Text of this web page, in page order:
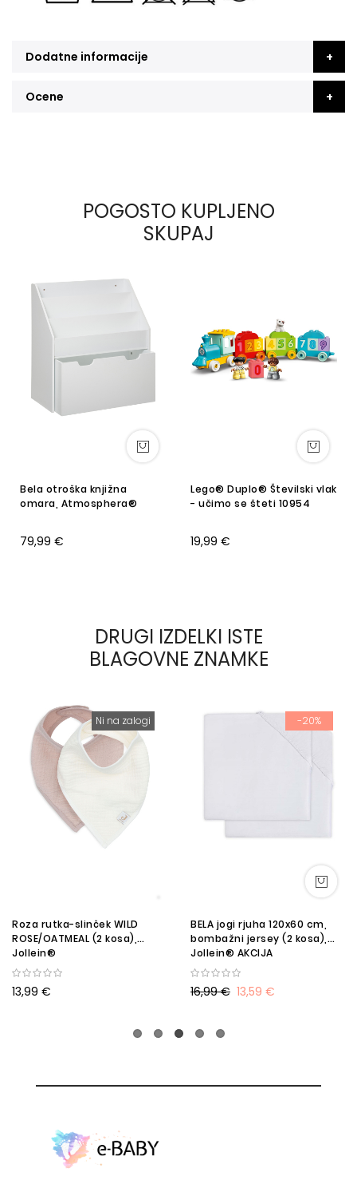
Dodatne informacije
Ocene
POGOSTO KUPLJENO
SKUPAJ
Bela otroška knjižna
omara, Atmosphera®
79,99 €
Lego® Duplo® Številski vlak
- učimo se šteti 10954
19,99 €
DRUGI IZDELKI ISTE
BLAGOVNE ZNAMKE
Ni na zalogi
Roza rutka-slinček WILD
ROSE/OATMEAL (2 kosa),
Jollein®
13,99 €
-20%
BELA jogi rjuha 120x60 cm,
bombažni jersey (2 kosa),
Jollein® AKCIJA
13,59 €
16,99 €